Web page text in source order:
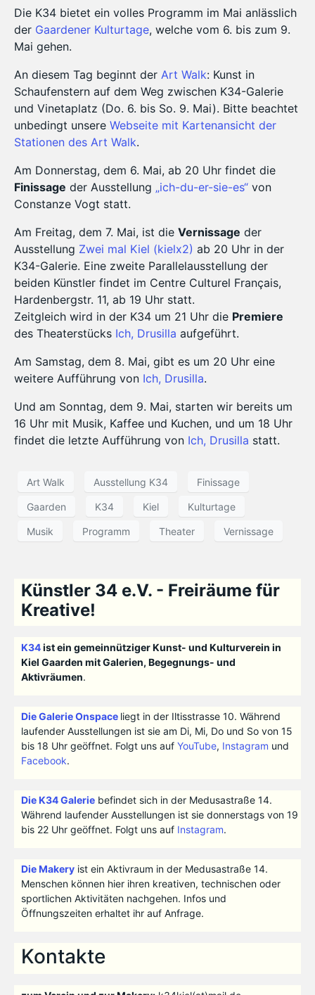
Die K34 bietet ein volles Programm im Mai anlässlich
der Gaardener Kulturtage, welche vom 6. bis zum 9.
Mai gehen.
An diesem Tag beginnt der Art Walk: Kunst in
Schaufenstern auf dem Weg zwischen K34-Galerie
und Vinetaplatz (Do. 6. bis So. 9. Mai). Bitte beachtet
unbedingt unsere Webseite mit Kartenansicht der
Stationen des Art Walk.
Am Donnerstag, dem 6. Mai, ab 20 Uhr findet die
Finissage der Ausstellung „ich-du-er-sie-es“ von
Constanze Vogt statt.
Am Freitag, dem 7. Mai, ist die Vernissage der
Ausstellung Zwei mal Kiel (kielx2) ab 20 Uhr in der
K34-Galerie. Eine zweite Parallelausstellung der
beiden Künstler findet im Centre Culturel Français,
Hardenbergstr. 11, ab 19 Uhr statt.
Zeitgleich wird in der K34 um 21 Uhr die Premiere
des Theaterstücks Ich, Drusilla aufgeführt.
Am Samstag, dem 8. Mai, gibt es um 20 Uhr eine
weitere Aufführung von Ich, Drusilla.
Und am Sonntag, dem 9. Mai, starten wir bereits um
16 Uhr mit Musik, Kaffee und Kuchen, und um 18 Uhr
findet die letzte Aufführung von Ich, Drusilla statt.
Art Walk Ausstellung K34 Finissage
Gaarden K34 Kiel Kulturtage
Musik Programm Theater Vernissage
Künstler 34 e.V. - Freiräume für
Kreative!
K34ist ein gemeinnütziger Kunst- und Kulturverein in
Kiel Gaarden mit Galerien, Begegnungs- und
Aktivräumen.
Die Galerie Onspace liegt in der Iltisstrasse 10. Während
laufender Ausstellungen ist sie am Di, Mi, Do und So von 15
bis 18 Uhr geöffnet. Folgt uns auf YouTube, Instagram und
Facebook.
Die K34 Galeriebefindet sich in der Medusastraße 14.
Während laufender Ausstellungen ist sie donnerstags von 19
bis 22 Uhr geöffnet. Folgt uns auf Instagram.
Die Makeryist ein Aktivraum in der Medusastraße 14.
Menschen können hier ihren kreativen, technischen oder
sportlichen Aktivitäten nachgehen. Infos und
Öffnungszeiten erhaltet ihr auf Anfrage.
Kontakte